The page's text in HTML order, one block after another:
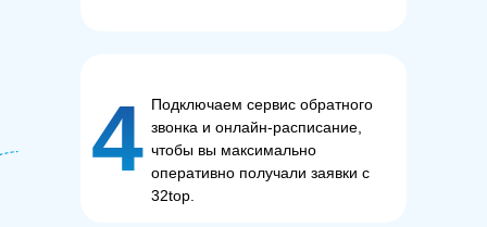
4 Подключаем сервис обратного
звонка и онлайн-расписание,
чтобы вы максимально
оперативно получали заявки с
32top.